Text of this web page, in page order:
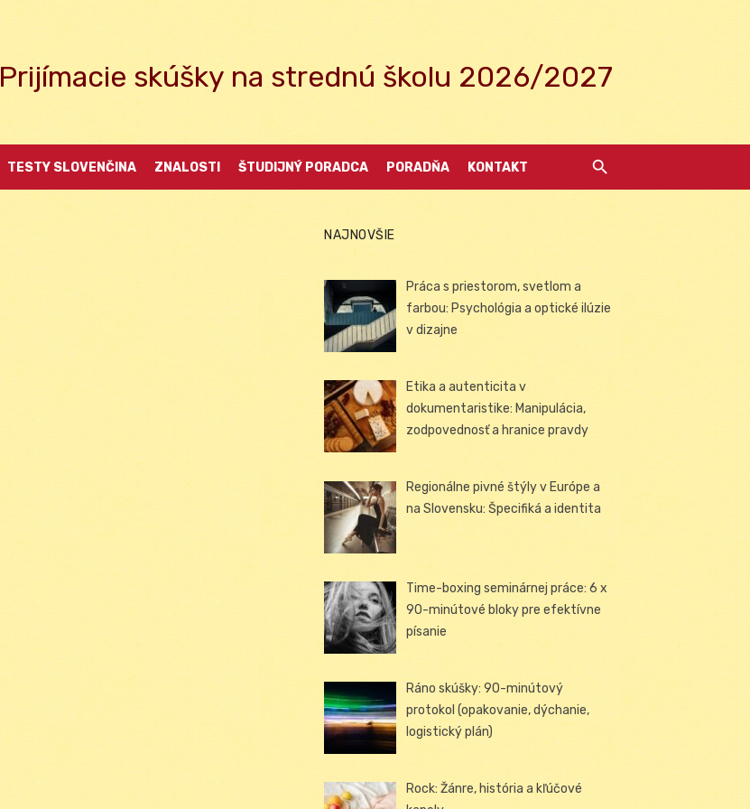
Prijímacie skúšky na strednú školu 2026/2027
TESTY SLOVENČINA ZNALOSTI ŠTUDIJNÝ PORADCA PORADŇA KONTAKT
NAJNOVŠIE
Práca s priestorom, svetlom a
farbou: Psychológia a optické ilúzie
v dizajne
Etika a autenticita v
dokumentaristike: Manipulácia,
zodpovednosť a hranice pravdy
Regionálne pivné štýly v Európe a
na Slovensku: Špecifiká a identita
Time-boxing seminárnej práce: 6 x
90-minútové bloky pre efektívne
písanie
Ráno skúšky: 90-minútový
protokol (opakovanie, dýchanie,
logistický plán)
Rock: Žánre, história a kľúčové